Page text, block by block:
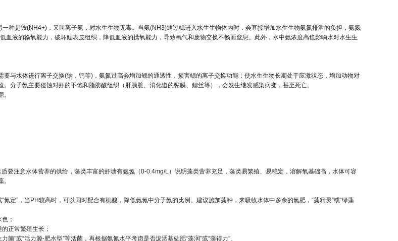
种是铵(NH4+)，又叫离子氨，对水生生物无毒。当氨(NH3)通过鳃进入水生生物体内时，会直接增加水生生物氨氮排泄的负担，氨氮
液的输氧能力，破坏鳃表皮组织，降低血液的携氧能力，导致氧气和废物交换不畅而窒息。此外，水中氨浓度高也影响水对水生生
与水体进行离子交换(钠，钙等)，氨氮过高会增加鳃的通透性，损害鳃的离子交换功能；使水生生物长期处于应激状态，增加动物对
分子氨主要侵蚀对虾的不饱和脂肪酸组织（肝胰脏、消化道的黏膜、鳃丝等），会发生继发感染病变，甚至死亡。
要注意水体营养的供给，藻类丰富的虾塘有氨氮（0-0.4mg/L）说明藻类营养充足，藻类易繁殖、易稳定，溶解氧基础高，水体可容
定”，当PH较高时，可以同时配合有机酸，降低氨氮中分子氨的比例。建议施加藻种，来吸收水体中多余的氮肥，“藻精灵”或“绿藻
；
正常繁殖生长；
”或“活力源-肥水型”等活菌，再根据氨氮水平考虑是否泼洒基础肥“藻润”或“藻得力”。